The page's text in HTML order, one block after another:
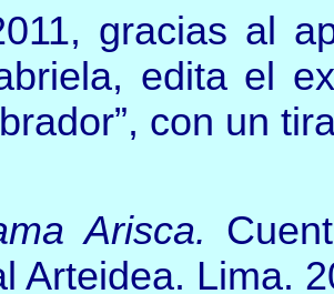
gracias al
edita el
con un
Arisca.
Arteidea. Lima.